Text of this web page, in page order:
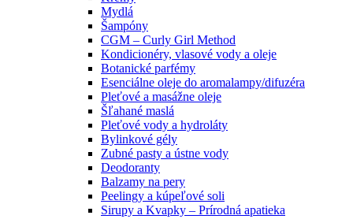
Mydlá
Šampóny
CGM – Curly Girl Method
Kondicionéry, vlasové vody a oleje
Botanické parfémy
Esenciálne oleje do aromalampy/difuzéra
Pleťové a masážne oleje
Šľahané maslá
Pleťové vody a hydroláty
Bylinkové gély
Zubné pasty a ústne vody
Deodoranty
Balzamy na pery
Peelingy a kúpeľové soli
Sirupy a Kvapky – Prírodná apatieka